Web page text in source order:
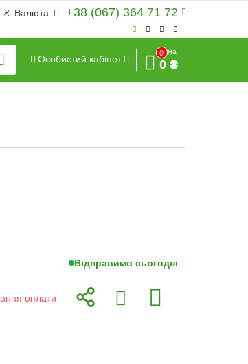
+38 (067) 364 71 72
₴ Валюта
Особистий кабінет
0
Сума
0 ₴
Відправимо сьогодні
оплати